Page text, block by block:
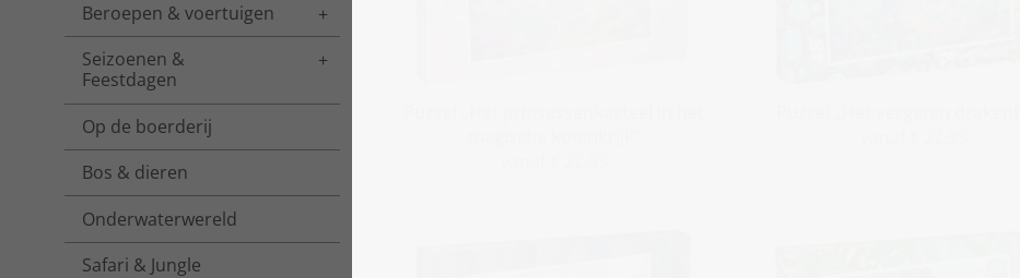
Beroepen & voertuigen
Toggle menu
Seizoenen &
Feestdagen
Toggle menu
Op de boerderij
Bos & dieren
Onderwaterwereld
Safari & Jungle